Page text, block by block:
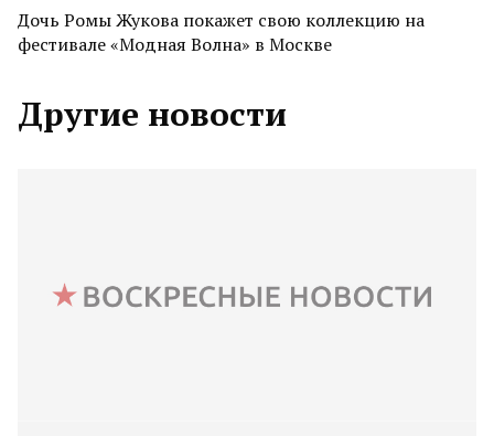
Дочь Ромы Жукова покажет свою коллекцию на
фестивале «Модная Волна» в Москве
Другие новости